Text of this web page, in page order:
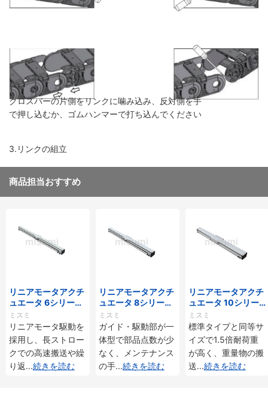
3.リンクの組立
クロスバーの片側をリンクに噛み込み、反対側を手
で押し込むか、ゴムハンマーで打ち込んでください
リンクを次のリンクに向けて押し込み、ピンが完全
にはめ込まれるまで押し込んでください
商品担当おすすめ
リニアモータアクチ
ュエータ 6シリーズ
標準タイプ インクリ
メンタル・アブソリ
ュート仕様
ミスミ
リニアモータ駆動を
採用し、長ストロー
クでの高速搬送や繰
り返...続きを読む
リニアモータアクチ
ュエータ 8シリーズ
標準タイプ インクリ
メンタル・アブソリ
ュート仕様
ミスミ
ガイド・駆動部が一
体型で部品点数が少
なく、メンテナンス
の手...続きを読む
リニアモータアクチ
ュエータ 10シリー
ズ 標準タイプ 重荷
重 インクリメンタ
ル・アブソリュート
仕様
ミスミ
標準タイプと同等サ
イズで1.5倍耐荷重
が高く、重量物の搬
送...続きを読む